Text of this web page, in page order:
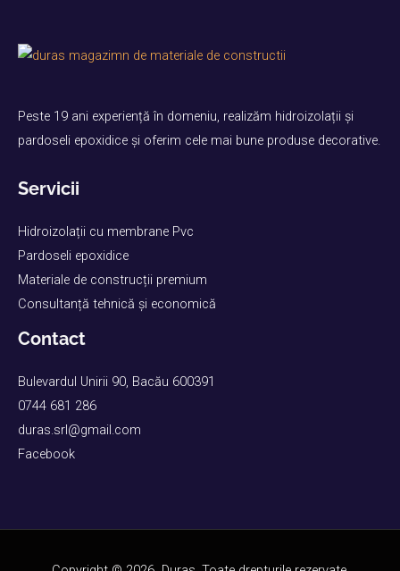
Peste 19 ani experiență în domeniu, realizăm hidroizolații și
pardoseli epoxidice și oferim cele mai bune produse decorative.
Servicii
Hidroizolații cu membrane Pvc
Pardoseli epoxidice
Materiale de construcții premium
Consultanță tehnică și economică
Contact
Bulevardul Unirii 90, Bacău 600391
0744 681 286
duras.srl@gmail.com
Facebook